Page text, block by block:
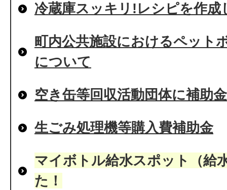
冷蔵庫スッキリ!レシピを作成
町内公共施設におけるペット
について
空き缶等回収活動団体に補助
生ごみ処理機等購入費補助金
マイボトル給水スポット（給
た！